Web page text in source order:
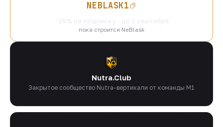
NEBLASK1
пока строится NeBlask
Nutra.Club
Закрытое сообщество Nutra-вертикали от команды M1